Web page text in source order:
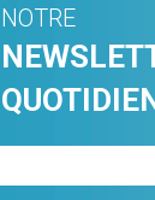
NOTRE